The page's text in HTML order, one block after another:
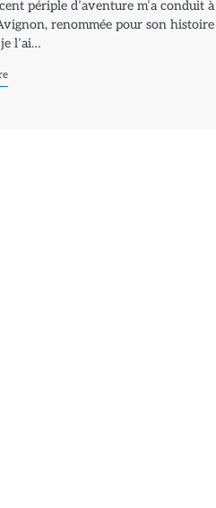
périple d’aventure m’a conduit
renommée pour son
l’ai…